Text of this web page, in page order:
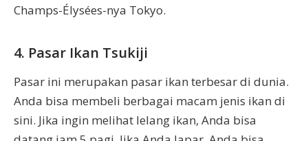
Champs-Élysées-nya Tokyo.
4. Pasar Ikan Tsukiji
Pasar ini merupakan pasar ikan terbesar di dunia.
Anda bisa membeli berbagai macam jenis ikan di
sini. Jika ingin melihat lelang ikan, Anda bisa